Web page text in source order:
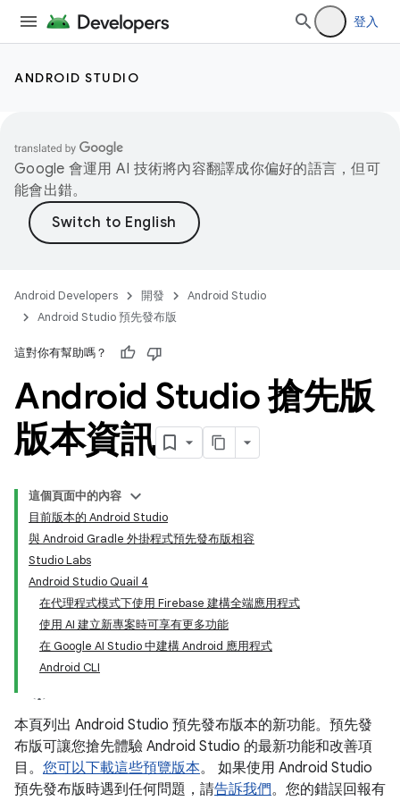
登入
ANDROID STUDIO
Google 會運用 AI 技術將內容翻譯成你偏好的語言，但可
能會出錯。
Android Developers 開發
Android Studio
Android Studio 預先發布版
這對你有幫助嗎？
Android Studio 搶先版
版本資訊
這個頁面中的內容
目前版本的 Android Studio
與 Android Gradle 外掛程式預先發布版相容
Studio Labs
Android Studio Quail 4
在代理程式模式下使用 Firebase 建構全端應用程式
使用 AI 建立新專案時可享有更多功能
在 Google AI Studio 中建構 Android 應用程式
Android CLI
本頁列出 Android Studio 預先發布版本的新功能。預先發
布版可讓您搶先體驗 Android Studio 的最新功能和改善項
目。 您可以下載這些預覽版本。 如果使用 Android Studio
預先發布版時遇到任何問題，請告訴我們。您的錯誤回報有